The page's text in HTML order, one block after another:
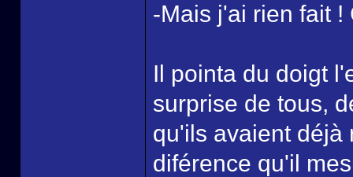
-Mais j'ai rien fait !
Il pointa du doigt
surprise de tous,
qu'ils avaient déjà
diférence qu'il